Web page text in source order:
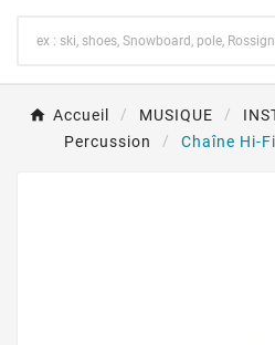
Accueil MUSIQUE
Percussion
Chaîne Hi-